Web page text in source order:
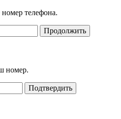
телефона.
Продолжить
номер.
Подтвердить